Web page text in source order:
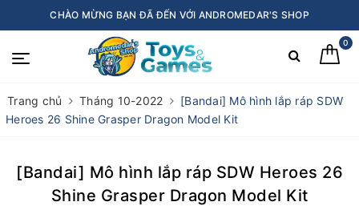
CHÀO MỪNG BẠN ĐÃ ĐẾN VỚI ANDROMEDAR'S SHOP
0
Trang chủ Tháng 10-2022
[Bandai] Mô hình lắp ráp SDW
Heroes 26 Shine Grasper Dragon Model Kit
[Bandai] Mô hình lắp ráp SDW Heroes 26
Shine Grasper Dragon Model Kit